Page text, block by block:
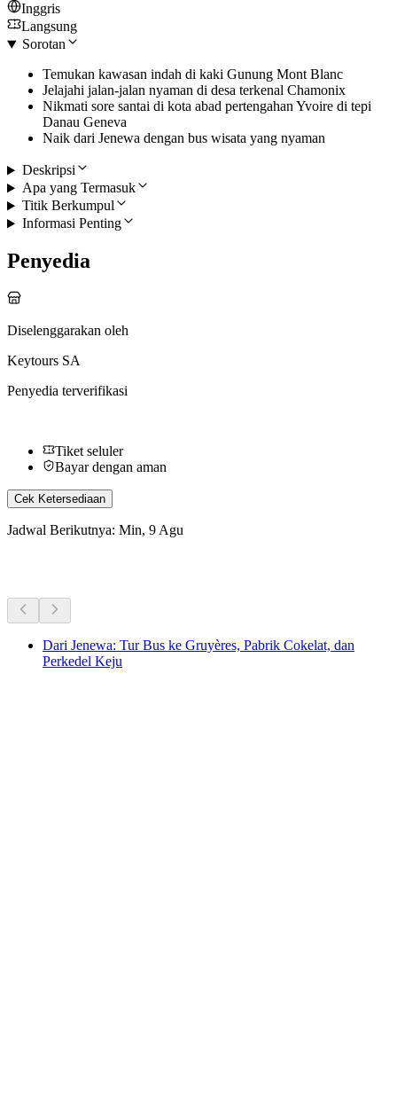
Inggris
Langsung
Sorotan
Temukan kawasan indah di kaki Gunung Mont Blanc
Jelajahi jalan-jalan nyaman di desa terkenal Chamonix
Nikmati sore santai di kota abad pertengahan Yvoire di tepi
Danau Geneva
Naik dari Jenewa dengan bus wisata yang nyaman
Deskripsi
Apa yang Termasuk
Titik Berkumpul
Informasi Penting
Penyedia
Diselenggarakan oleh
Keytours SA
Penyedia terverifikasi
Tiket seluler
Bayar dengan aman
Cek Ketersediaan
Jadwal Berikutnya: Min, 9 Agu
Dari Jenewa: Tur Bus ke Gruyères, Pabrik Cokelat, dan
Perkedel Keju